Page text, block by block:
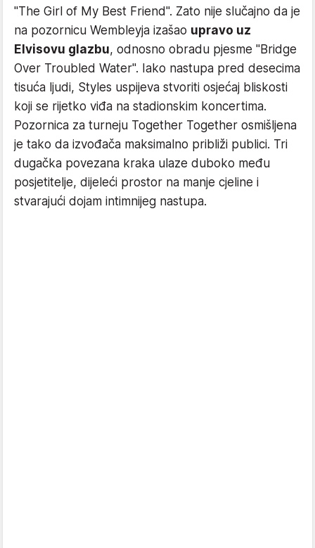
"The Girl of My Best Friend". Zato nije slučajno da je
na pozornicu Wembleyja izašao upravo uz
Elvisovu glazbu, odnosno obradu pjesme "Bridge
Over Troubled Water". Iako nastupa pred desecima
tisuća ljudi, Styles uspijeva stvoriti osjećaj bliskosti
koji se rijetko viđa na stadionskim koncertima.
Pozornica za turneju Together Together osmišljena
je tako da izvođača maksimalno približi publici. Tri
dugačka povezana kraka ulaze duboko među
posjetitelje, dijeleći prostor na manje cjeline i
stvarajući dojam intimnijeg nastupa.